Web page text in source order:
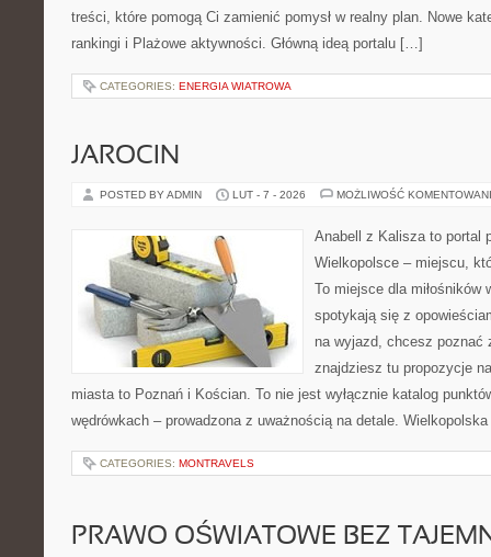
treści, które pomogą Ci zamienić pomysł w realny plan. Nowe
rankingi i Plażowe aktywności. Główną ideą portalu […]
CATEGORIES: ENERGIA WIATROWA
JAROCIN
POSTED BY ADMIN LUT - 7 - 2026 MOŻLIWOŚĆ
Anabell z Kalisza to portal
Wielkopolsce – miejscu,
To miejsce dla miłośników
spotykają się z
na wyjazd, chcesz poznać
znajdziesz tu propozycje
miasta to Poznań i Kościan. To nie jest wyłącznie katalog
wędrówkach – prowadzona z uważnością na detale.
CATEGORIES: MONTRAVELS
PRAWO OŚWIATOWE BEZ